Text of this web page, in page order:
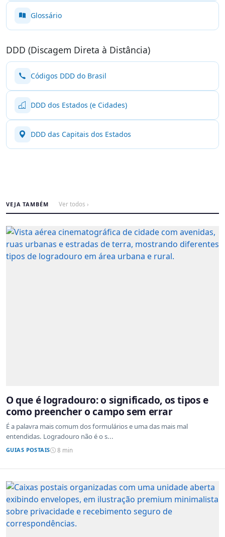
Glossário
DDD (Discagem Direta à Distância)
Códigos DDD do Brasil
DDD dos Estados (e Cidades)
DDD das Capitais dos Estados
VEJA TAMBÉM Ver todos ›
O que é logradouro: o significado, os tipos e
como preencher o campo sem errar
É a palavra mais comum dos formulários e uma das mais mal
entendidas. Logradouro não é o s...
GUIAS POSTAIS 8 min